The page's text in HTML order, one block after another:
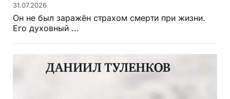
31.07.2026
Он не был заражён страхом смерти при жизни.
Его духовный ...